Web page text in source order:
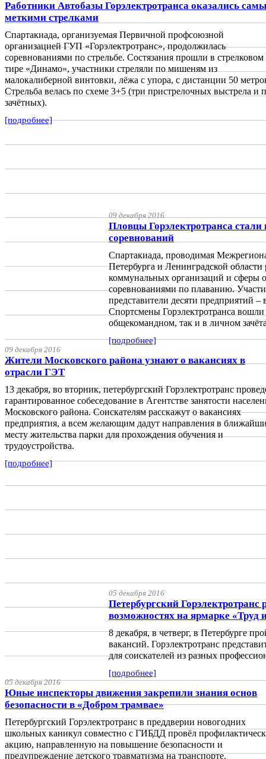
Работники Автобазы Горэлектротранса оказались
меткими стрелками
Спартакиада, организуемая Первичной профсоюзной
организацией ГУП «Горэлектротранс», продолжилась
соревнованиями по стрельбе. Состязания прошли в стрелковом
тире «Динамо», участники стреляли по мишеням из
малокалиберной винтовки, лёжа с упора, с дистанции 50
Стрельба велась по схеме 3+5 (три пристрелочных выстрела и
зачётных).
[подробнее]
09 декабря 2016
Пловцы Горэлектротранса стали
соревнований
Спартакиада, проводимая
Петербурга и Ленинградской
коммунальных организаций и сферы
соревнованиями по плаванию.
представители десяти предприятий –
Спортсмены Горэлектротранса
общекомандном, так и в личном
[подробнее]
09 декабря 2016
Жители Московского района узнают о вакансиях в
отрасли ГЭТ
13 декабря, во вторник, петербургский Горэлектротранс
гарантированное собеседование в Агентстве занятости
Московского района. Соискателям расскажут о вакансиях
предприятия, а всем желающим дадут направления в
месту жительства парки для прохождения обучения и
трудоустройства.
[подробнее]
05 декабря 2016
Петербургский Горэлектротранс
возможностях на ярмарке «Труд
8 декабря, в четверг, в Петербурге
вакансий. Горэлектротранс
для соискателей из разных
[подробнее]
05 декабря 2016
Юные инспекторы движения закрепили знания основ
безопасности в «Добром трамвае»
Петербургский Горэлектротранс в преддверии новогодних
школьных каникул совместно с ГИБДД провёл
акцию, направленную на повышение безопасности и
предупреждение детского травматизма на транспорте.